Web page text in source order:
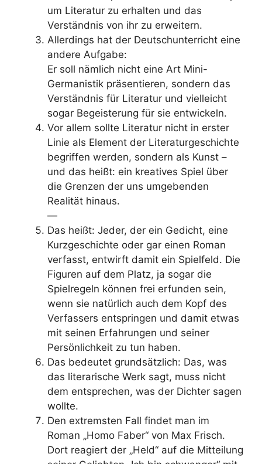
um Literatur zu erhalten und das
Verständnis von ihr zu erweitern.
Allerdings hat der Deutschunterricht eine
andere Aufgabe:
Er soll nämlich nicht eine Art Mini-
Germanistik präsentieren, sondern das
Verständnis für Literatur und vielleicht
sogar Begeisterung für sie entwickeln.
Vor allem sollte Literatur nicht in erster
Linie als Element der Literaturgeschichte
begriffen werden, sondern als Kunst –
und das heißt: ein kreatives Spiel über
die Grenzen der uns umgebenden
Realität hinaus.
—
Das heißt: Jeder, der ein Gedicht, eine
Kurzgeschichte oder gar einen Roman
verfasst, entwirft damit ein Spielfeld. Die
Figuren auf dem Platz, ja sogar die
Spielregeln können frei erfunden sein,
wenn sie natürlich auch dem Kopf des
Verfassers entspringen und damit etwas
mit seinen Erfahrungen und seiner
Persönlichkeit zu tun haben.
Das bedeutet grundsätzlich: Das, was
das literarische Werk sagt, muss nicht
dem entsprechen, was der Dichter sagen
wollte.
Den extremsten Fall findet man im
Roman „Homo Faber“ von Max Frisch.
Dort reagiert der „Held“ auf die Mitteilung